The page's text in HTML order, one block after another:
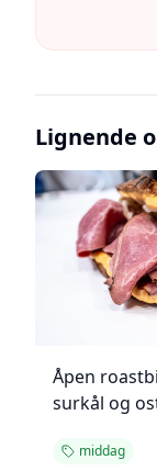
Lignende
Åpen
surkål og
middag